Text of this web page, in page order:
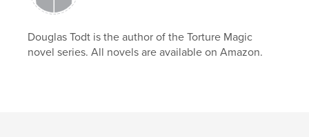
Douglas Todt is the author of the Torture Magic
novel series. All novels are available on Amazon.